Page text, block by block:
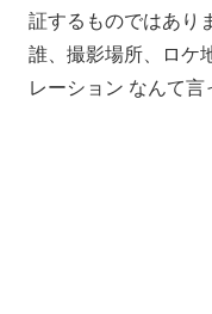
証するものではあり
誰、撮影場所、ロケ
レーション なんて